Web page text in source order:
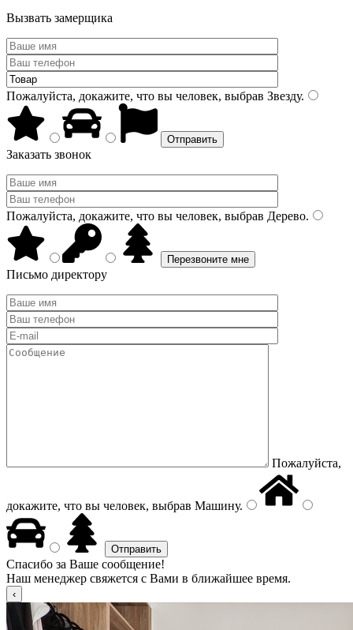
Вызвать замерщика
Пожалуйста, докажите, что вы человек, выбрав Звезду.
Заказать звонок
Пожалуйста, докажите, что вы человек, выбрав Дерево.
Письмо директору
Пожалуйста,
докажите, что вы человек, выбрав Машину.
Спасибо за Ваше сообщение!
Наш менеджер свяжется с Вами в ближайшее время.